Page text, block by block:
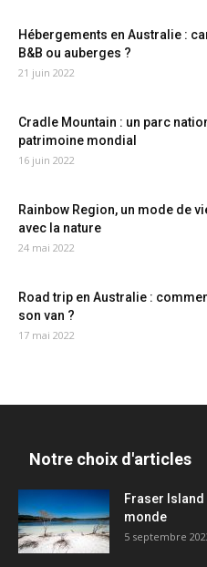
Hébergements en Australie :
B&B ou auberges ?
21 juin 2022
Cradle Mountain : un parc
patrimoine mondial
16 juin 2022
Rainbow Region, un mode de
avec la nature
24 mai 2022
Road trip en Australie :
son van ?
17 mai 2022
Notre choix d'articles
Fraser Island
monde
5 septembre